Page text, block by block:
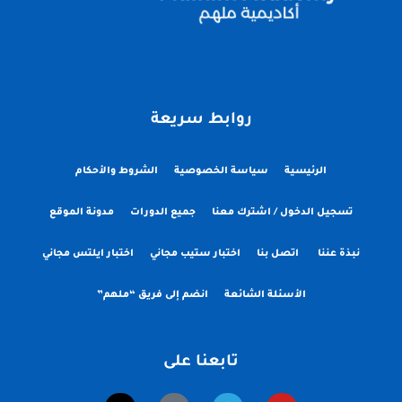
روابط سريعة
الرئيسية سياسة الخصوصية الشروط والأحكام
تسجيل الدخول / اشترك معنا جميع الدورات مدونة الموقع
نبذة عننا اتصل بنا اختبار ستيب مجاني اختبار ايلتس مجاني
الأسئلة الشائعة انضم إلى فريق “ملهم”
تابعنا على
Y
T
X